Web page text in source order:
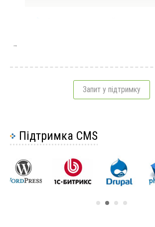
Завантаження даних з
Завантаження файлів із
допомогою sshЗапит у підтримку
Підтримка CMS